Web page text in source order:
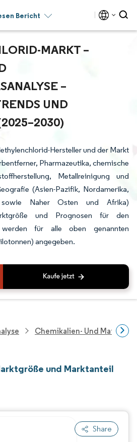
Bericht
MARKT –
– W
UND P
Hersteller und der Markt
Pharmazeutika, chemische
Metallreinigung und
(Asien-Pazifik, Nordamerika,
sowie Naher Osten und Afrika)
und Prognosen für den
werden für alle oben genannten
angegeben.
Chemikalien- Und
und Marktanteil
Share